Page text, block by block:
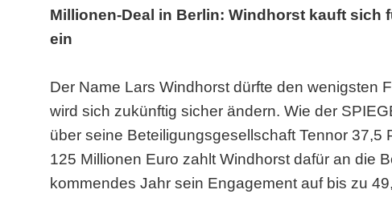
Millionen-Deal in Berlin: Windhorst kauft sich
ein
Der Name Lars Windhorst dürfte den wenigsten
wird sich zukünftig sicher ändern. Wie der
über seine Beteiligungsgesellschaft Tennor
125 Millionen Euro zahlt Windhorst dafür an die
kommendes Jahr sein Engagement auf bis zu